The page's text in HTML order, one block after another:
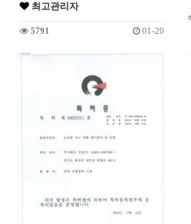
최고관리자
5791 01-20